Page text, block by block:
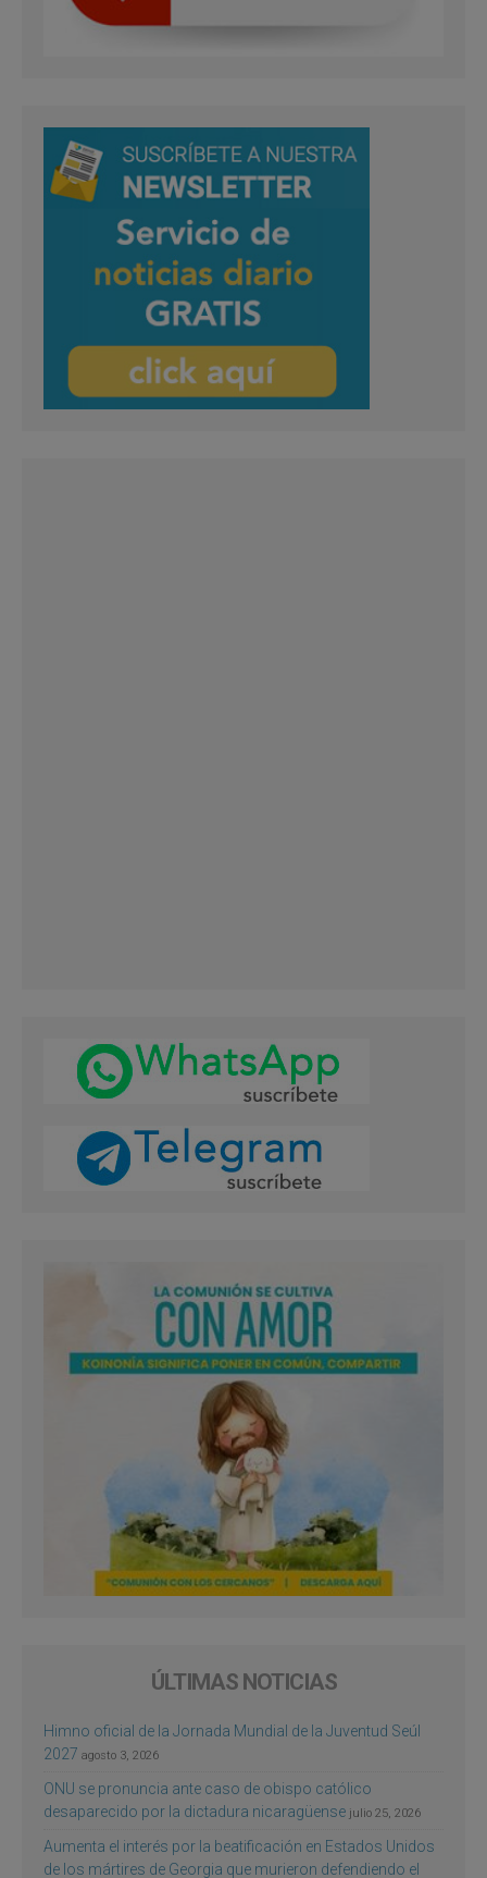
ÚLTIMAS NOTICIAS
Himno oficial de la Jornada Mundial de la Juventud Seúl
2027 agosto 3, 2026
ONU se pronuncia ante caso de obispo católico
desaparecido por la dictadura nicaragüense julio 25, 2026
Aumenta el interés por la beatificación en Estados Unidos
de los mártires de Georgia que murieron defendiendo el